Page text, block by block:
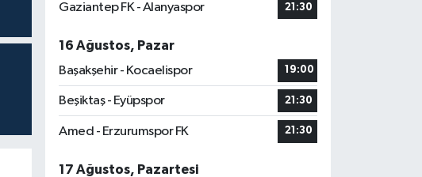
Gaziantep FK - Alanyaspor 21:30
16 Ağustos, Pazar
Başakşehir - Kocaelispor
19:00
Beşiktaş - Eyüpspor 21:30
Amed - Erzurumspor FK 21:30
17 Ağustos, Pazartesi